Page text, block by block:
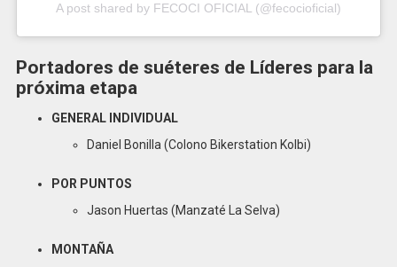
A post shared by FECOCI OFICIAL (@fecocioficial)
Portadores de suéteres de Líderes para la
próxima etapa
GENERAL INDIVIDUAL
Daniel Bonilla (Colono Bikerstation Kolbi)
POR PUNTOS
Jason Huertas (Manzaté La Selva)
MONTAÑA